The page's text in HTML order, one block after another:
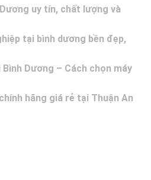
uy tín, chất lượng và
tại bình dương bền đẹp,
Dương – Cách chọn máy
hãng giá rẻ tại Thuận An